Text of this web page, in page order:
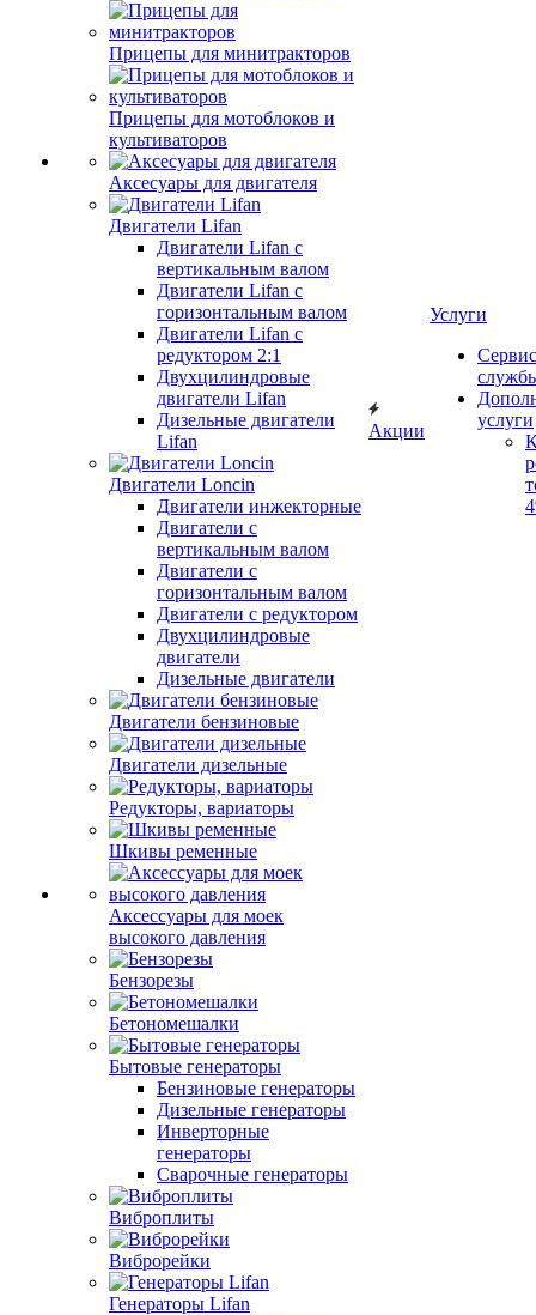
Прицепы для минитракторов
Прицепы для мотоблоков и
культиваторов
Аксесуары для двигателя
Двигатели Lifan
Двигатели Lifan с
вертикальным валом
Двигатели Lifan с
горизонтальным валом
Двигатели Lifan с
редуктором 2:1
Двухцилиндровые
двигатели Lifan
Дизельные двигатели
Lifan
Двигатели Loncin
Двигатели инжекторные
Двигатели с
вертикальным валом
Двигатели с
горизонтальным валом
Двигатели с редуктором
Двухцилиндровые
двигатели
Дизельные двигатели
Двигатели бензиновые
Двигатели дизельные
Редукторы, вариаторы
Шкивы ременные
Аксессуары для моек
высокого давления
Бензорезы
Бетономешалки
Бытовые генераторы
Бензиновые генераторы
Дизельные генераторы
Инверторные
генераторы
Сварочные генераторы
Виброплиты
Виброрейки
Генераторы Lifan
Акции
Услуги
услуги